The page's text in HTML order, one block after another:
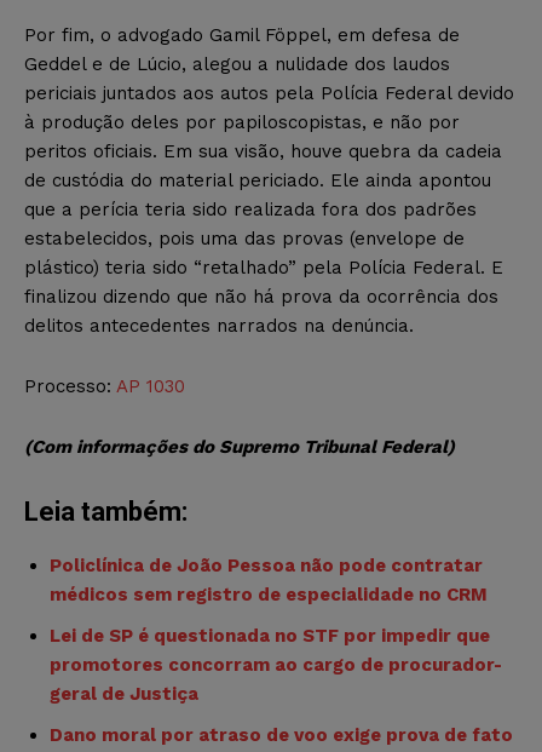
Por fim, o advogado Gamil Föppel, em defesa de
Geddel e de Lúcio, alegou a nulidade dos laudos
periciais juntados aos autos pela Polícia Federal devido
à produção deles por papiloscopistas, e não por
peritos oficiais. Em sua visão, houve quebra da cadeia
de custódia do material periciado. Ele ainda apontou
que a perícia teria sido realizada fora dos padrões
estabelecidos, pois uma das provas (envelope de
plástico) teria sido “retalhado” pela Polícia Federal. E
finalizou dizendo que não há prova da ocorrência dos
delitos antecedentes narrados na denúncia.
Processo: AP 1030
(Com informações do Supremo Tribunal Federal)
Leia também:
Policlínica de João Pessoa não pode contratar
médicos sem registro de especialidade no CRM
Lei de SP é questionada no STF por impedir que
promotores concorram ao cargo de procurador-
geral de Justiça
Dano moral por atraso de voo exige prova de fato